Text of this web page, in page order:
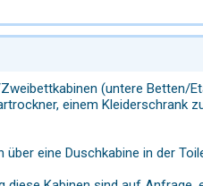
(untere Betten/
einem Kleiderschrank
über eine Duschkabine in der